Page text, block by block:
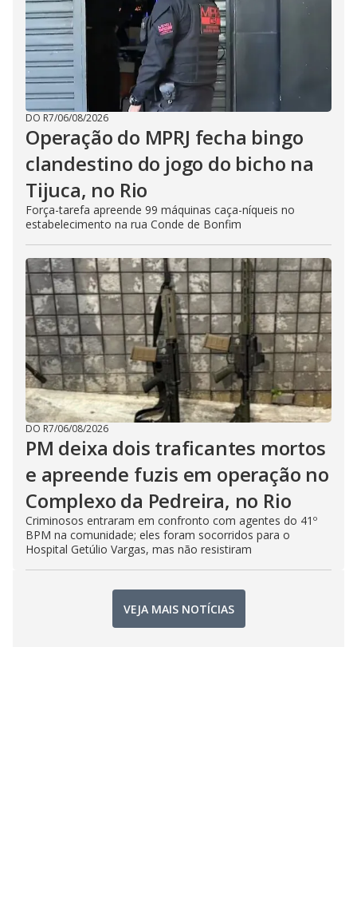
DO R7/06/08/2026
Operação do MPRJ fecha bingo
clandestino do jogo do bicho na
Tijuca, no Rio
Força-tarefa apreende 99 máquinas caça-níqueis no
estabelecimento na rua Conde de Bonfim
DO R7/06/08/2026
PM deixa dois traficantes mortos
e apreende fuzis em operação no
Complexo da Pedreira, no Rio
Criminosos entraram em confronto com agentes do 41º
BPM na comunidade; eles foram socorridos para o
Hospital Getúlio Vargas, mas não resistiram
VEJA MAIS NOTÍCIAS